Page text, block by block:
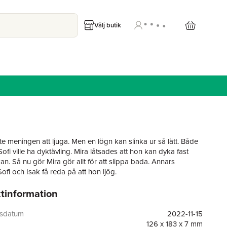
Välj butik
meningen att ljuga. Men en lögn kan slinka ur så lätt. Både
ville ha dyktävling. Mira låtsades att hon kan dyka fast
Så nu gör Mira gör allt för att slippa bada. Annars
och Isak få reda på att hon ljög.
åttaåriga Mira handlar om hur fel det kan bli ibland i
hon inte kan precis samma saker som hennes kompisar.
erkänna kan kännas ännu värre. Mira är en tjej som många
2022-11-15
126 x 183 x 7 mm